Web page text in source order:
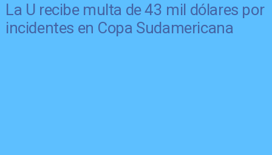
La U recibe multa de 43 mil dólares por
incidentes en Copa Sudamericana